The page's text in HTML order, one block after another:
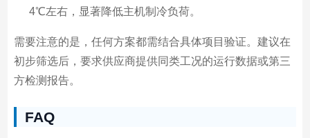
4℃左右，显著降低主机制冷负荷。
需要注意的是，任何方案都需结合具体项目验证。建议在
初步筛选后，要求供应商提供同类工况的运行数据或第三
方检测报告。
FAQ